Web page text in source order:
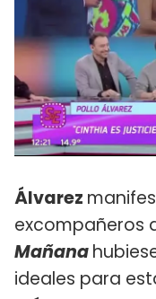
Álvarez
excompañeros
Mañana
ideales para